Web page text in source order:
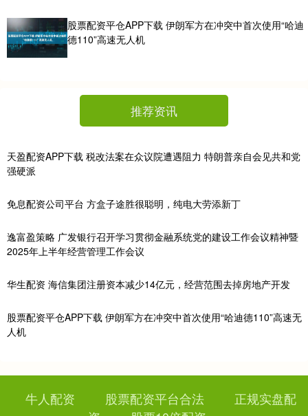
股票配资平仓APP下载 伊朗军方在冲突中首次使用“哈迪
德110”高速无人机
推荐资讯
天盈配资APP下载 税改法案在众议院遭遇阻力 特朗普亲自会见共和党
强硬派
免息配资公司平台 方盒子途胜很聪明，纯电大劳添新丁
逸富盈策略 ​广发银行召开学习贯彻金融系统党的建设工作会议精神暨
2025年上半年经营管理工作会议
华生配资 海信集团注册资本减少14亿元，经营范围去掉房地产开发
股票配资平仓APP下载 伊朗军方在冲突中首次使用“哈迪德110”高速无
人机
牛人配资 股票配资平台合法
正规实盘配